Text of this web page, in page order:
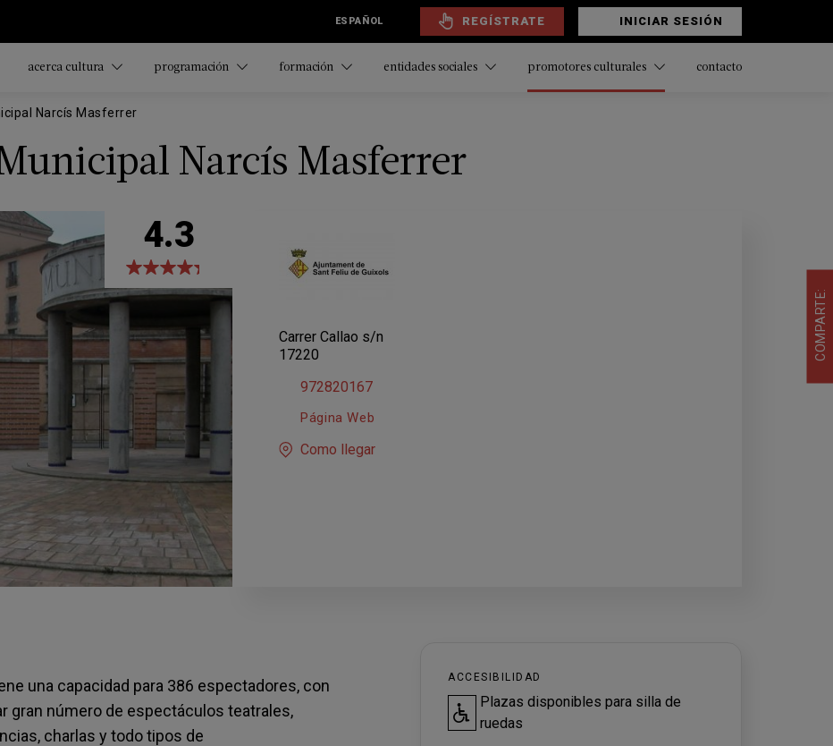
ESPAÑOL REGÍSTRATE INICIAR SESIÓN
acerca cultura programación formación entidades sociales promotores culturales contacto
Narcís Masferrer
Narcís Masferrer
4.3
Carrer Callao s/n
17220
972820167
Página Web
Como llegar
una capacidad para 386 espectadores, con
gran número de espectáculos teatrales,
charlas y todo tipos de
ACCESIBILIDAD
Plazas disponibles para silla de
ruedas
COMPARTE: